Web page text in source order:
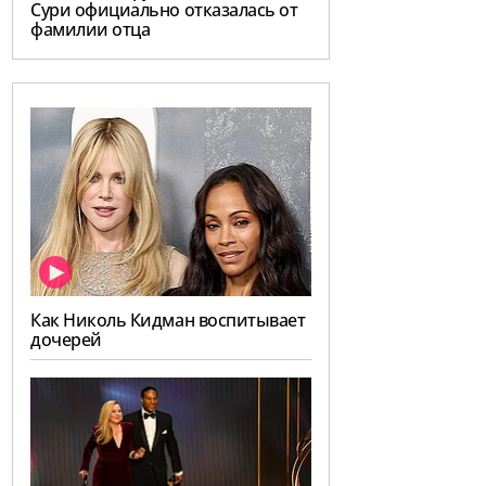
Сури официально отказалась от
фамилии отца
Как Николь Кидман воспитывает
дочерей